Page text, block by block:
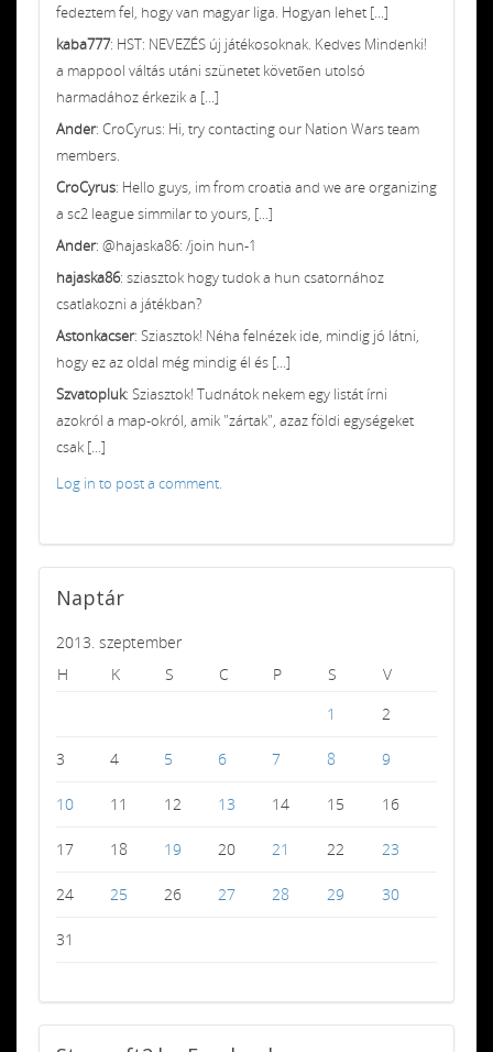
fedeztem fel, hogy van magyar liga. Hogyan lehet [...]
kaba777: HST: NEVEZÉS új játékosoknak. Kedves Mindenki!
a mappool váltás utáni szünetet követően utolsó
harmadához érkezik a [...]
Ander: CroCyrus: Hi, try contacting our Nation Wars team
members.
CroCyrus: Hello guys, im from croatia and we are organizing
a sc2 league simmilar to yours, [...]
Ander: @hajaska86: /join hun-1
hajaska86: sziasztok hogy tudok a hun csatornához
csatlakozni a játékban?
Astonkacser: Sziasztok! Néha felnézek ide, mindig jó látni,
hogy ez az oldal még mindig él és [...]
Szvatopluk: Sziasztok! Tudnátok nekem egy listát írni
azokról a map-okról, amik "zártak", azaz földi egységeket
csak [...]
Log in to post a comment.
Naptár
2013. szeptember
H
K S C P S
V
1
2
3 4 5 6 7 8 9
10 11 12 13 14 15 16
17 18 19 20 21 22 23
24 25 26 27 28 29 30
31